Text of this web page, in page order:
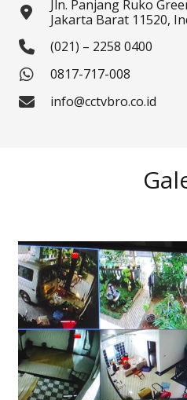
Jln. Panjang Ruko
Jakarta Barat 11520,
(021) – 2258 0400
0817-717-008
info@cctvbro.co.id